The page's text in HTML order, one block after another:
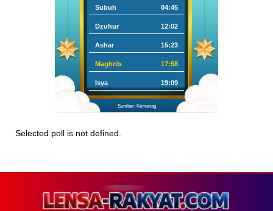
Subuh 04:45
Dzuhur 12:02
Ashar 15:23
Maghrib 17:58
Isya 19:09
Sumber: Kemenag
Selected poll is not defined.